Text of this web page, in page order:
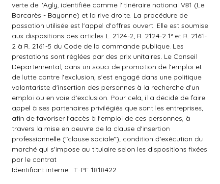
verte de l'Agly, identifiée comme l'itinéraire national V81 (Le
Barcarès - Bayonne) et la rive droite. La procédure de
passation utilisée est l'appel d'offres ouvert. Elle est soumise
aux dispositions des articles L. 2124-2, R. 2124-2 1° et R. 2161-
2 à R. 2161-5 du Code de la commande publique. Les
prestations sont réglées par des prix unitaires. Le Conseil
Départemental, dans un souci de promotion de l'emploi et
de lutte contre l'exclusion, s'est engagé dans une politique
volontariste d'insertion des personnes à la recherche d'un
emploi ou en voie d'exclusion. Pour cela, il a décidé de faire
appel à ses partenaires privilégiés que sont les entreprises,
afin de favoriser l'accès à l'emploi de ces personnes, à
travers la mise en oeuvre de la clause d'insertion
professionnelle ("clause sociale"), condition d'exécution du
marché qui s'impose au titulaire selon les dispositions fixées
par le contrat
Identifiant interne : T-PF-1818422